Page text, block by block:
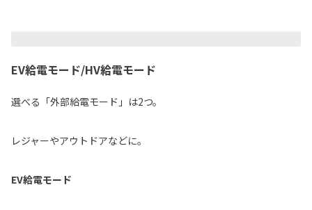
EV給電モード/HV給電モード
選べる「外部給電モード」は2つ。
レジャーやアウトドアなどに。
EV給電モード